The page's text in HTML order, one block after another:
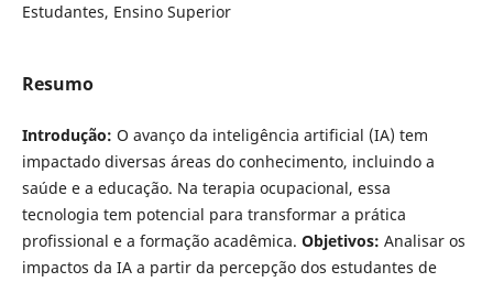
Estudantes, Ensino Superior
Resumo
Introdução: O avanço da inteligência artificial (IA) tem
impactado diversas áreas do conhecimento, incluindo a
saúde e a educação. Na terapia ocupacional, essa
tecnologia tem potencial para transformar a prática
profissional e a formação acadêmica. Objetivos: Analisar os
impactos da IA a partir da percepção dos estudantes de